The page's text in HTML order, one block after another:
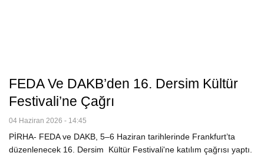
FEDA Ve DAKB’den 16. Dersim Kültür
Festivali’ne Çağrı
04 Haziran 2026 - 14:45
PİRHA- FEDA ve DAKB, 5–6 Haziran tarihlerinde Frankfurt’ta
düzenlenecek 16. Dersim Kültür Festivali'ne katılım çağrısı yaptı.